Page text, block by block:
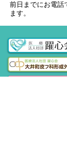
前日までにお電話
ます。